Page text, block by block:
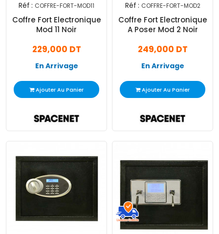
Réf : COFFRE-FORT-MOD11
Coffre Fort Electronique
Mod 11 Noir
229,000 DT
En Arrivage
Ajouter Au Panier
Réf : COFFRE-FORT-MOD2
Coffre Fort Electronique
A Poser Mod 2 Noir
249,000 DT
En Arrivage
Ajouter Au Panier